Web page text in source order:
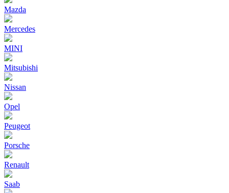
Mazda
Mercedes
MINI
Mitsubishi
Nissan
Opel
Peugeot
Porsche
Renault
Saab